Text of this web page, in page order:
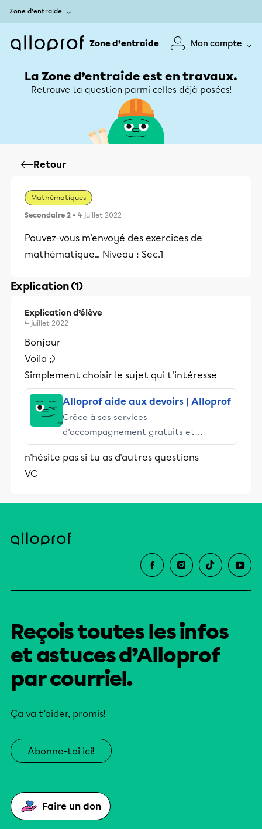
Zone d’entraide
Zone d’entraide Mon compte
La Zone d’entraide est en travaux.
Retrouve ta question parmi celles déjà posées!
Retour
Mathématiques
Secondaire 2 • 4 juillet 2022
Pouvez-vous m'envoyé des exercices de
mathématique... Niveau : Sec.1
Explication (1)
Explication d’élève
4 juillet 2022
Bonjour
Voila ;)
Simplement choisir le sujet qui t'intéresse
Alloprof aide aux devoirs | Alloprof
Grâce à ses services
d’accompagnement gratuits et
stimulants, Alloprof engage les élèves
et leurs parents dans la réussite
n'hésite pas si tu as d'autres questions
VC
Reçois toutes les infos
et astuces d’Alloprof
par courriel.
Ça va t’aider, promis!
Abonne-toi ici!
Faire un don